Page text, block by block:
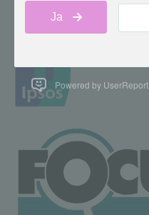
Powered by UserReport